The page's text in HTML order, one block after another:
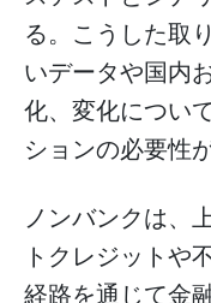
る。こうした取
いデータや国内
化、変化につい
ションの必要性
ノンバンクは、
トクレジットや